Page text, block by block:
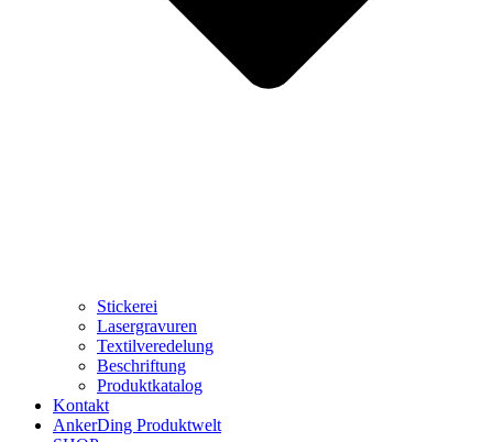
Stickerei
Lasergravuren
Textilveredelung
Beschriftung
Produktkatalog
Kontakt
AnkerDing Produktwelt